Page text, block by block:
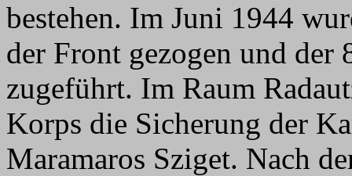
bestehen. Im Juni 1944
der Front gezogen und
zugeführt. Im Raum
Korps die Sicherung der
Maramaros Sziget. Nach